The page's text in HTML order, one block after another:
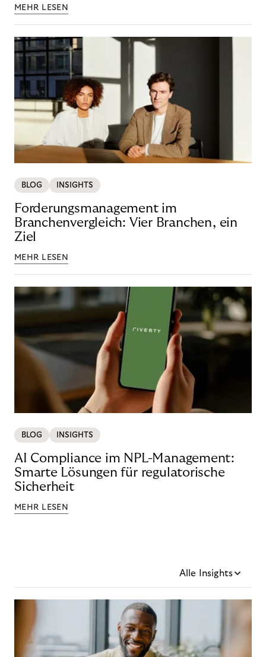
MEHR LESEN
BLOG INSIGHTS
Forderungsmanagement im
Branchenvergleich: Vier Branchen, ein
Ziel
MEHR LESEN
BLOG INSIGHTS
AI Compliance im NPL-Management:
Smarte Lösungen für regulatorische
Sicherheit
MEHR LESEN
Alle Insights